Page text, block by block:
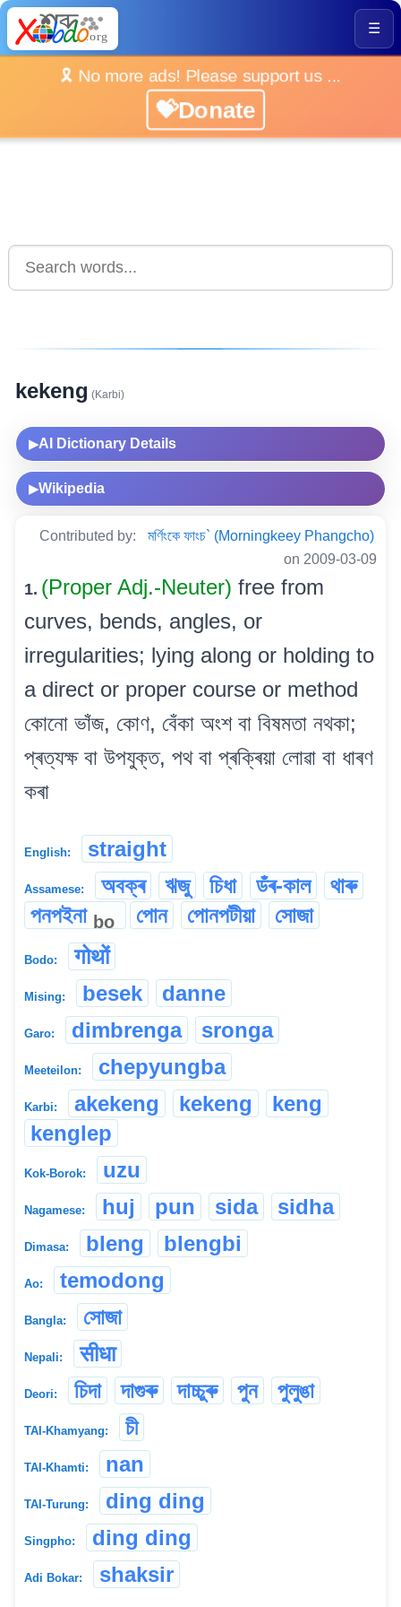
☰
🎗️ No more ads! Please support us ...
💝Donate
kekeng (Karbi)
▶AI Dictionary Details
▶Wikipedia
Contributed by:
মৰ্ণিংকে ফাংচ` (Morningkeey Phangcho)
on 2009-03-09
1. (Proper Adj.-Neuter) free from
curves, bends, angles, or
irregularities; lying along or holding to
a direct or proper course or method
কোনো ভাঁজ, কোণ, বেঁকা অংশ বা বিষমতা নথকা;
প্ৰত্যক্ষ বা উপযুক্ত, পথ বা প্ৰক্ৰিয়া লোৱা বা ধাৰণ
কৰা
English: straight
Assamese: অবক্ৰ ঋজু চিধা ডঁৰ-কাল
থাৰু
পনপইনা bo পোন পোনপটীয়া সোজা
Bodo: गोथों
Mising: besek danne
Garo: dimbrenga sronga
Meeteilon: chepyungba
Karbi: akekeng kekeng
keng
kenglep
Kok-Borok: uzu
Nagamese: huj pun sida sidha
Dimasa: bleng blengbi
Ao: temodong
Bangla: সোজা
Nepali: सीधा
Deori: চিদা দাগুৰু দাচ্চুৰু পুন পুলুঙা
TAI-Khamyang: চী
TAI-Khamti: nan
TAI-Turung: ding ding
Singpho: ding ding
Adi Bokar: shaksir